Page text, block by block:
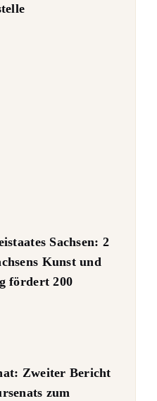
Sachsen: 2
Kunst und
fördert 200
Zweiter Bericht
zum